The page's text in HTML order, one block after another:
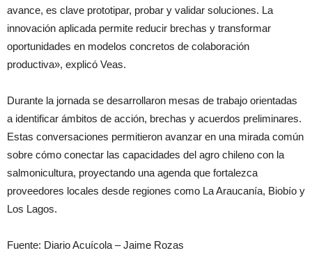
avance, es clave prototipar, probar y validar soluciones. La
innovación aplicada permite reducir brechas y transformar
oportunidades en modelos concretos de colaboración
productiva», explicó Veas.
Durante la jornada se desarrollaron mesas de trabajo orientadas
a identificar ámbitos de acción, brechas y acuerdos preliminares.
Estas conversaciones permitieron avanzar en una mirada común
sobre cómo conectar las capacidades del agro chileno con la
salmonicultura, proyectando una agenda que fortalezca
proveedores locales desde regiones como La Araucanía, Biobío y
Los Lagos.
Fuente: Diario Acuícola – Jaime Rozas